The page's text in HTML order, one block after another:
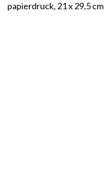
papierdruck, 21 x 29,5 cm